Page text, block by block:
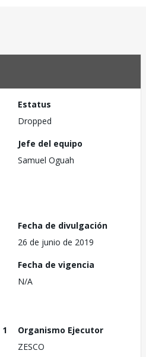
Estatus
Dropped
Jefe del equipo
Samuel Oguah
Fecha de divulgación
26 de junio de 2019
Fecha de vigencia
N/A
1
Organismo Ejecutor
ZESCO